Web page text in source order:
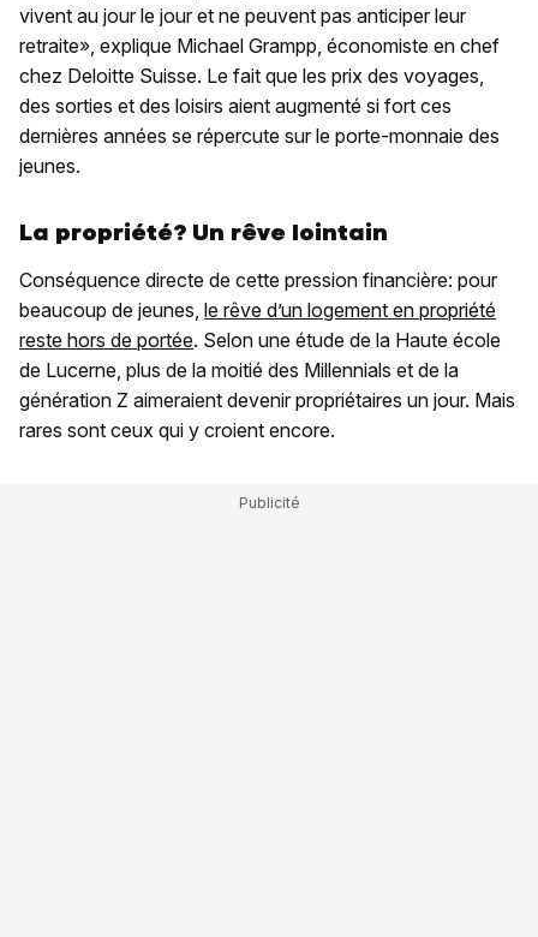
vivent au jour le jour et ne peuvent pas anticiper leur
retraite», explique Michael Grampp, économiste en chef
chez Deloitte Suisse. Le fait que les prix des voyages,
des sorties et des loisirs aient augmenté si fort ces
dernières années se répercute sur le porte-monnaie des
jeunes.
La propriété? Un rêve lointain
Conséquence directe de cette pression financière: pour
beaucoup de jeunes, le rêve d’un logement en propriété
reste hors de portée. Selon une étude de la Haute école
de Lucerne, plus de la moitié des Millennials et de la
génération Z aimeraient devenir propriétaires un jour. Mais
rares sont ceux qui y croient encore.